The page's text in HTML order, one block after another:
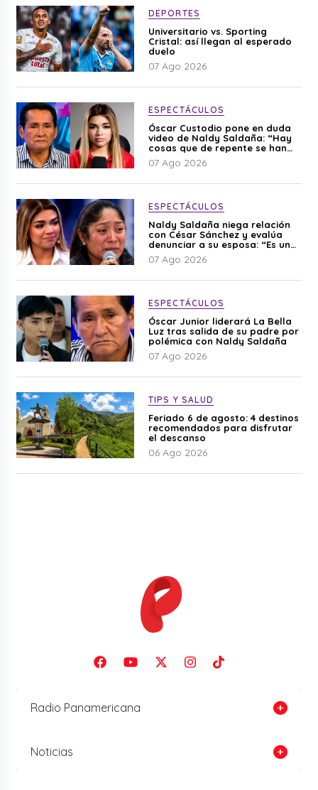
DEPORTES
Universitario vs. Sporting
Cristal: así llegan al esperado
duelo
07 Ago 2026
ESPECTÁCULOS
Óscar Custodio pone en duda
video de Naldy Saldaña: “Hay
cosas que de repente se han
editado”
07 Ago 2026
ESPECTÁCULOS
Naldy Saldaña niega relación
con César Sánchez y evalúa
denunciar a su esposa: “Es una
difamación”
07 Ago 2026
ESPECTÁCULOS
Óscar Junior liderará La Bella
Luz tras salida de su padre por
polémica con Naldy Saldaña
07 Ago 2026
TIPS Y SALUD
Feriado 6 de agosto: 4 destinos
recomendados para disfrutar
el descanso
06 Ago 2026
Radio Panamericana
Noticias